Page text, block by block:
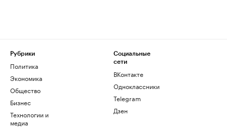
Рубрики
Политика
Экономика
Общество
Бизнес
Технологии и
медиа
Социальные
сети
ВКонтакте
Одноклассники
Telegram
Дзен